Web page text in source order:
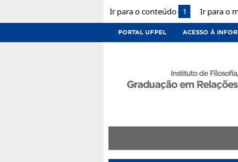
Ir para o conteúdo 1 Ir para o
PORTAL UFPEL ACESSO À
Instituto de
Graduação em